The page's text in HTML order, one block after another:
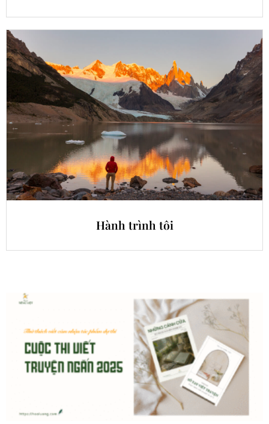
Hành trình tôi